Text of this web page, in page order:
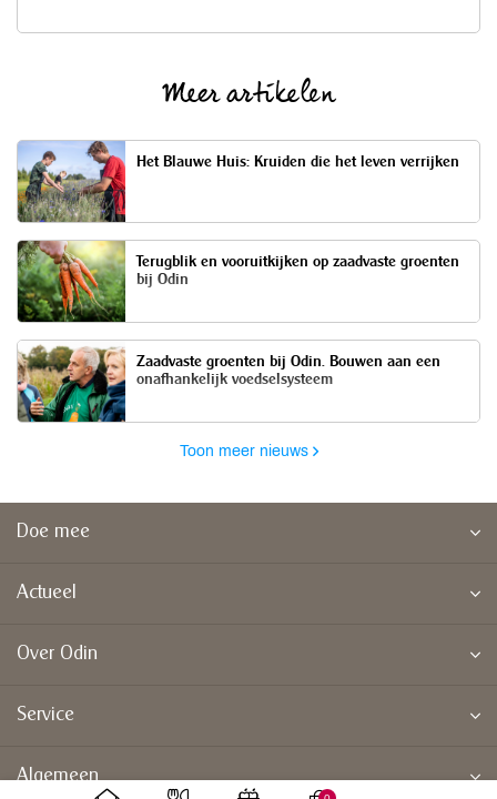
Meer artikelen
Het Blauwe Huis: Kruiden die het leven verrijken
Terugblik en vooruitkijken op zaadvaste groenten
bij Odin
Zaadvaste groenten bij Odin. Bouwen aan een
onafhankelijk voedselsysteem
Toon meer nieuws
Doe mee
Actueel
Over Odin
Service
Algemeen